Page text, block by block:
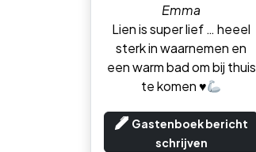
Emma
Lien is super lief … heeel
sterk in waarnemen en
een warm bad om bij thuis
te komen♥️
Gastenboek bericht
schrijven